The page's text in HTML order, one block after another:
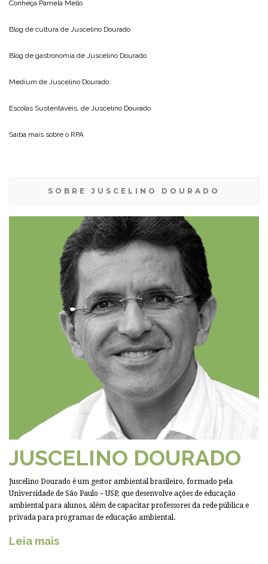
Conheça Pamela Mello
Blog de cultura de Juscelino Dourado
Blog de gastronomia de Juscelino Dourado
Medium de Juscelino Dourado
Escolas Sustentáveis, de Juscelino Dourado
Saiba mais sobre o RPA
SOBRE JUSCELINO DOURADO
JUSCELINO DOURADO
Juscelino Dourado é um gestor ambiental brasileiro, formado pela
Universidade de São Paulo – USP, que desenvolve ações de educação
ambiental para alunos, além de capacitar professores da rede pública e
privada para programas de educação ambiental.
Leia mais